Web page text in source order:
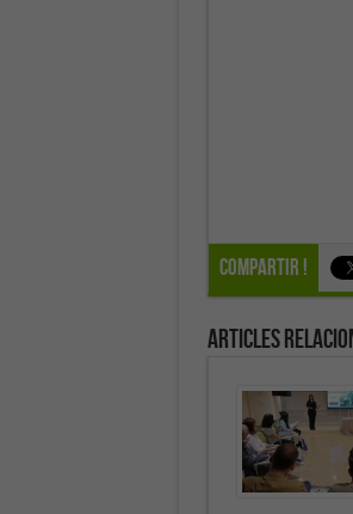
Compartir !
Articles